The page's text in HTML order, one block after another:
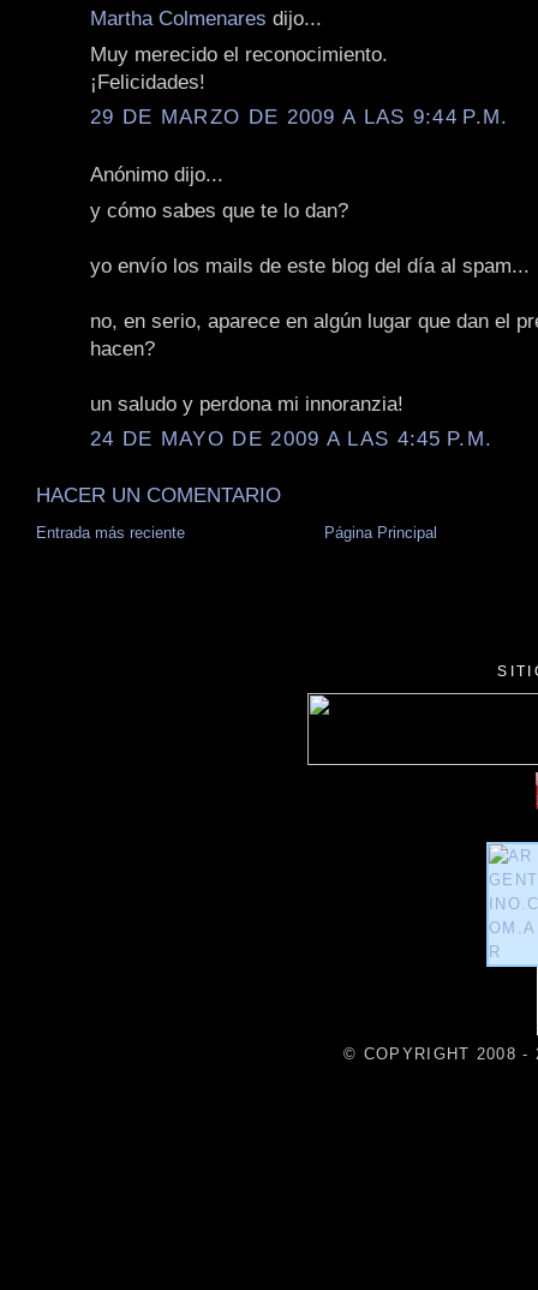
Martha Colmenares dijo...
Muy merecido el reconocimiento.
¡Felicidades!
29 DE MARZO DE 2009 A LAS 9:44 P.M.
Anónimo dijo...
y cómo sabes que te lo dan?
yo envío los mails de este blog del día al spam...
no, en serio, aparece en algún lugar que dan el
hacen?
un saludo y perdona mi innoranzia!
24 DE MAYO DE 2009 A LAS 4:45 P.M.
HACER UN COMENTARIO
Entrada más reciente Página Principal
© COPYRIGHT 2008